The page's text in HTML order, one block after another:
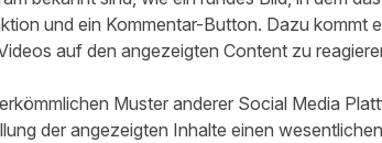
und ein Kommentar-Button. Dazu kommt
auf den angezeigten Content zu
Muster anderer Social Media
der angezeigten Inhalte einen